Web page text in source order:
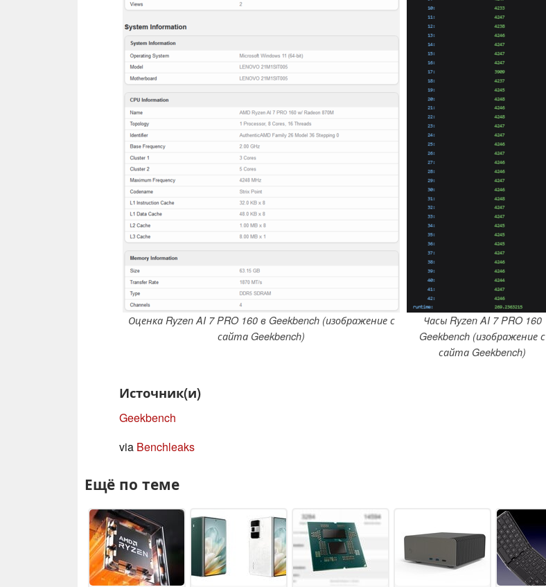
Оценка Ryzen AI 7 PRO 160 в Geekbench (изображение с
сайта Geekbench)
Часы Ryzen AI 7 PRO 160
Geekbench (изображение с
сайта Geekbench)
Источник(и)
Geekbench
via Benchleaks
Ещё по теме